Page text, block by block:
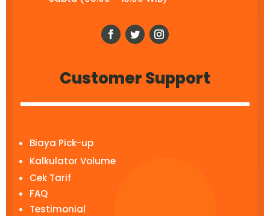
Customer Support
Biaya Pick-up
Kalkulator Volume
Cek Tarif
FAQ
Testimonial